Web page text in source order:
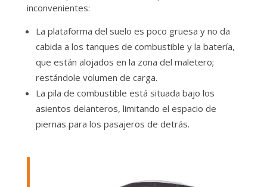
inconvenientes:
La plataforma del suelo es poco gruesa y no da
cabida a los tanques de combustible y la batería,
que están alojados en la zona del maletero;
restándole volumen de carga.
La pila de combustible está situada bajo los
asientos delanteros, limitando el espacio de
piernas para los pasajeros de detrás.